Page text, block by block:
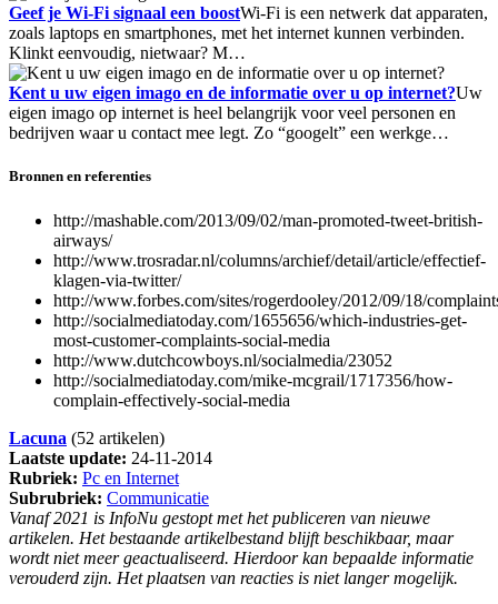
Geef je Wi-Fi signaal een boostWi-Fi is een netwerk dat apparaten,
zoals laptops en smartphones, met het internet kunnen verbinden.
Klinkt eenvoudig, nietwaar? M…
Kent u uw eigen imago en de informatie over u op internet?Uw
eigen imago op internet is heel belangrijk voor veel personen en
bedrijven waar u contact mee legt. Zo “googelt” een werkge…
Bronnen en referenties
http://mashable.com/2013/09/02/man-promoted-tweet-british-
airways/
http://www.trosradar.nl/columns/archief/detail/article/effectief-
klagen-via-twitter/
http://www.forbes.com/sites/rogerdooley/2012/09/18/
http://socialmediatoday.com/1655656/which-industries-get-
most-customer-complaints-social-media
http://www.dutchcowboys.nl/socialmedia/23052
http://socialmediatoday.com/mike-mcgrail/1717356/how-
complain-effectively-social-media
Lacuna (52 artikelen)
Laatste update: 24-11-2014
Rubriek: Pc en Internet
Subrubriek: Communicatie
Vanaf 2021 is InfoNu gestopt met het publiceren van nieuwe
artikelen. Het bestaande artikelbestand blijft beschikbaar, maar
wordt niet meer geactualiseerd. Hierdoor kan bepaalde informatie
verouderd zijn. Het plaatsen van reacties is niet langer mogelijk.